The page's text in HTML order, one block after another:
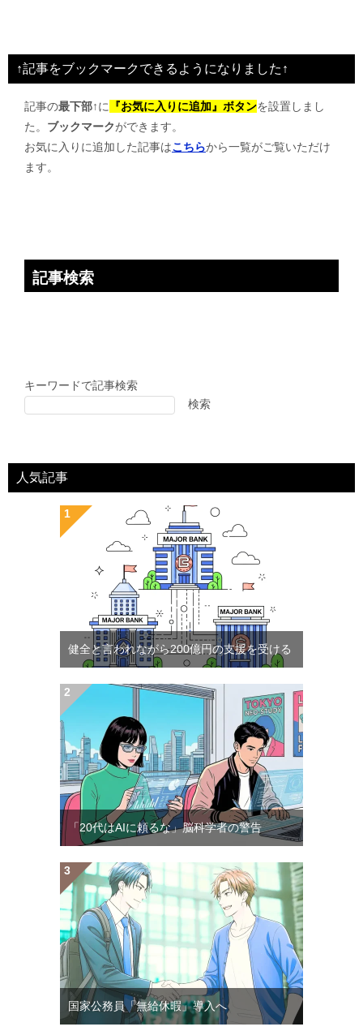
ビ
ゲ
↑記事をブックマークできるようになりました↑
記事の最下部↑に 『お気に入りに追加』ボタンを設置しまし
た。 ブックマークができます。
お気に入りに追加した記事はこちらから一覧がご覧いただけ
ます。
記事検索
キーワードで記事検索
検索
人気記事
健全と言われながら200億円の支援を受ける
「20代はAIに頼るな」脳科学者の警告
国家公務員「無給休暇」導入へ